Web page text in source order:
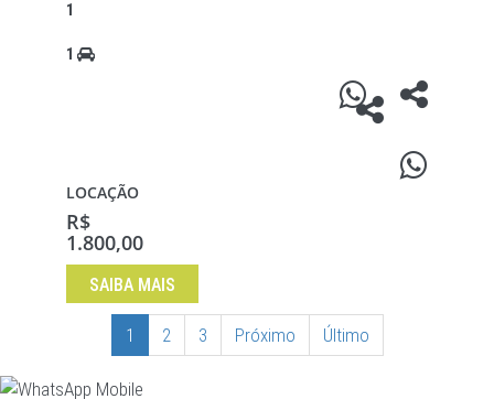
1
1
LOCAÇÃO
R$
1.800,00
SAIBA MAIS
1 2 3 Próximo Último